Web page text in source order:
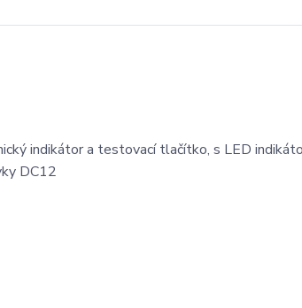
indikátor a testovací tlačítko, s LED
DC12